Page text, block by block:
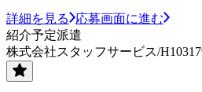
詳細を見る
応募画面に進む
紹介予定派遣
株式会社スタッフサービス/